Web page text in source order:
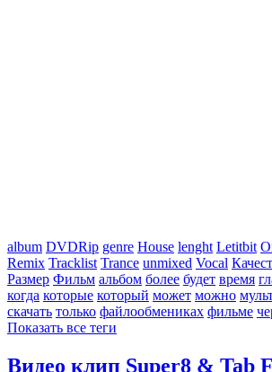
album DVDRip genre House lenght Letitbit
Remix Tracklist Trance unmixed Vocal
Размер Фильм альбом более будет время
когда которые который может можно
скачать только файлообмениках фильме
Показать все теги
Видео клип Super8 & Tab